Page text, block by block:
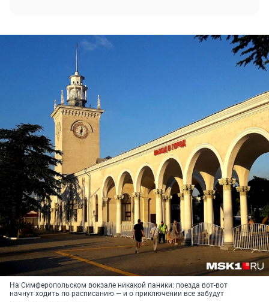
На Симферопольском вокзале никакой паники: поезда вот-вот
начнут ходить по расписанию — и о приключении все забудут